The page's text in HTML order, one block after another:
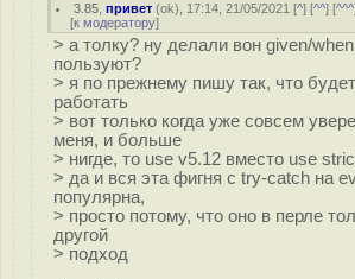
3.85 ,привет (ok), 17:14, 21/05/2021 [^] [^^] [^^^
[к модератору]
> а толку? ну делали вон given/when
пользуют?
> я по прежнему пишу так, что
работать
> вот только когда уже совсем
меня, и больше
> нигде, то use v5.12 вместо use
> да и вся эта фигня с try-catch на
популярна,
> просто потому, что оно в перле
другой
> подход